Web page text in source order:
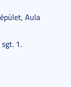
Aula
1.